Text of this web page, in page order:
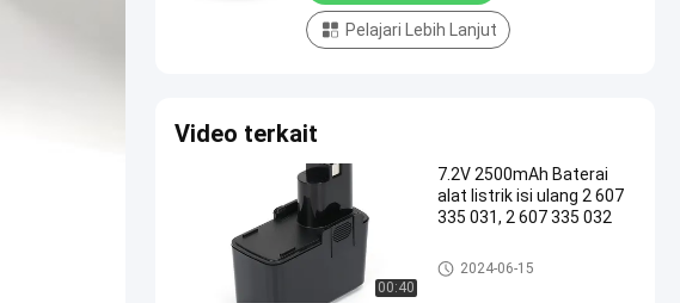
Pelajari Lebih Lanjut
Video terkait
00:40
7.2V 2500mAh Baterai
alat listrik isi ulang 2 607
335 031, 2 607 335 032
Baterai Alat Listrik Bosch
2024-06-15